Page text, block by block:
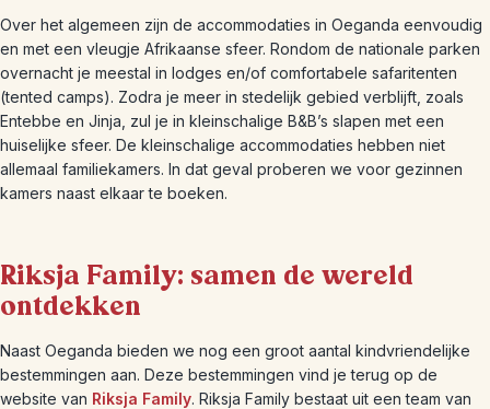
Over het algemeen zijn de accommodaties in Oeganda eenvoudig
en met een vleugje Afrikaanse sfeer. Rondom de nationale parken
overnacht je meestal in lodges en/of comfortabele safaritenten
(tented camps). Zodra je meer in stedelijk gebied verblijft, zoals
Entebbe en Jinja, zul je in kleinschalige B&B’s slapen met een
huiselijke sfeer. De kleinschalige accommodaties hebben niet
allemaal familiekamers. In dat geval proberen we voor gezinnen
kamers naast elkaar te boeken.
Riksja Family: samen de wereld
ontdekken
Naast Oeganda bieden we nog een groot aantal kindvriendelijke
bestemmingen aan. Deze bestemmingen vind je terug op de
website van Riksja Family. Riksja Family bestaat uit een team van